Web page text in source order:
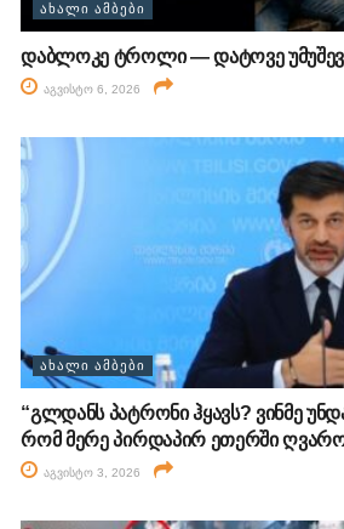
ᲐᲮᲐᲚᲘ ᲐᲛᲑᲔᲑᲘ
დაბლოკე ტროლი — დატოვე
აგვისტო 6, 2026
ᲐᲮᲐᲚᲘ ᲐᲛᲑᲔᲑᲘ
“გლდანს პატრონი ჰყავს? ვინმე
რომ მერე პირდაპირ ეთერში
აგვისტო 3, 2026